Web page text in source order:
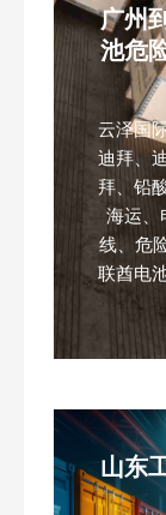
广州
池危
云泽国
迪拜、
拜、铅
海运、
线、危
联酋电
山东